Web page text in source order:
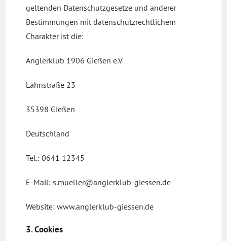
geltenden Datenschutzgesetze und anderer
Bestimmungen mit datenschutzrechtlichem
Charakter ist die:
Anglerklub 1906 Gießen e.V
Lahnstraße 23
35398 Gießen
Deutschland
Tel.: 0641 12345
E-Mail: s.mueller@anglerklub-giessen.de
Website: www.anglerklub-giessen.de
3. Cookies